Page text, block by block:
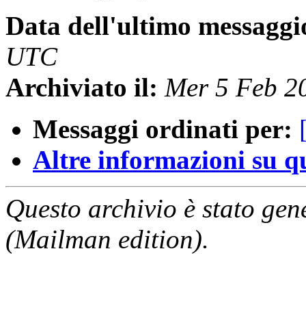
Data dell'ultimo
UTC
Archiviato il: Mer 5 Feb
Messaggi ordinati per:
Altre informazioni su
Questo archivio è stato
(Mailman edition).